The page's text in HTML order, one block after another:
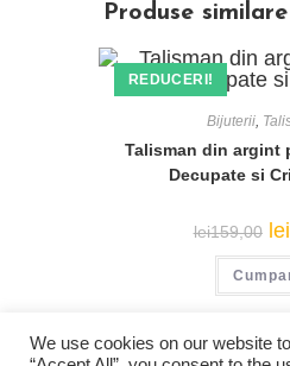
Produse similare
REDUCERI!
Bijuterii,
Talisman din argint
Decupate si
lei159,00
a
lei
We use cookies on our website